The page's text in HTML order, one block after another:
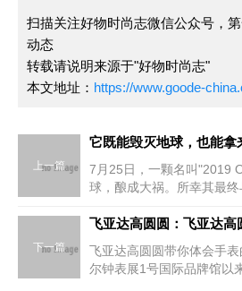
扫描关注好物时尚志微信公众号，
动态
转载请说明来源于"好物时尚志"
本文地址： https://www.goode-
上一篇
它既能毁灭地球，也能拿
7月25日，一颗名叫"2019
球，酿成大祸。所幸其最
行星来得太过"隐秘"，直到
下一篇
飞亚达高圆圆带你体会手
尔钟表展1号国际品牌馆以